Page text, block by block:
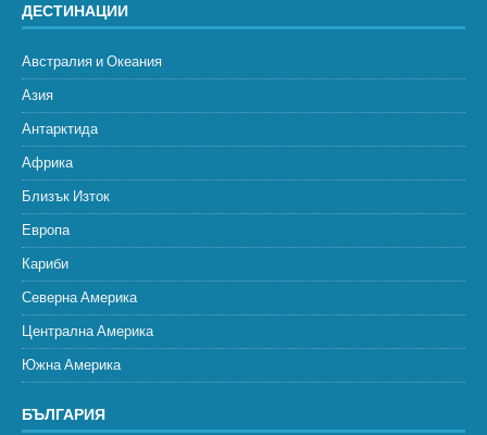
ДЕСТИНАЦИИ
Австралия и Океания
Азия
Антарктида
Африка
Близък Изток
Европа
Кариби
Северна Америка
Централна Америка
Южна Америка
БЪЛГАРИЯ